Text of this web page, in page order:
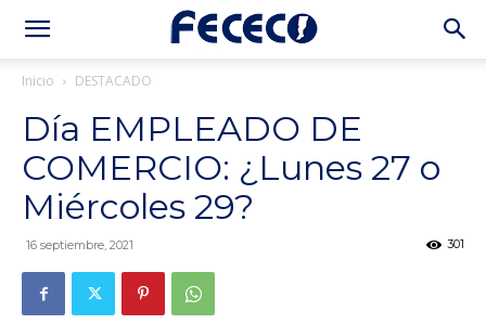
Inicio DESTACADO
Día EMPLEADO DE
COMERCIO: ¿Lunes 27 o
Miércoles 29?
16 septiembre, 2021 301